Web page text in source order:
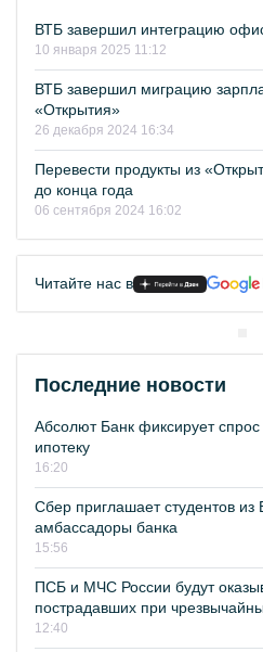
ВТБ завершил интеграцию
10 января 2025 11:12
ВТБ завершил миграцию
«Открытия»
26 декабря 2024 16:34
Перевести продукты из
до конца года
06 сентября 2024 16:02
Читайте нас в
Последние новости
Абсолют Банк фиксирует
ипотеку
16:20
Сбер приглашает студентов из
амбассадоры банка
15:56
ПСБ и МЧС России будут
пострадавших при
12:40